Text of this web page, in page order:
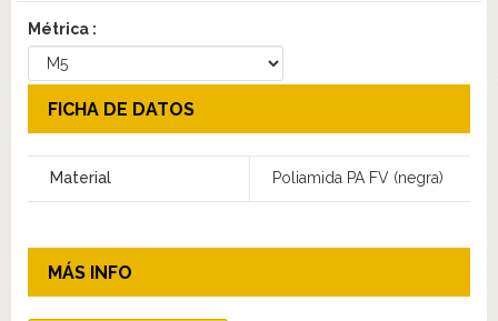
Métrica :
FICHA DE DATOS
Material Poliamida PA FV (negra)
MÁS INFO